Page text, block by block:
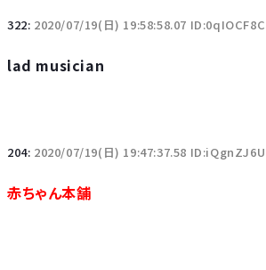
322: 2020/07/19(日) 19:58:58.07
lad musician
204: 2020/07/19(日) 19:47:37.58
赤ちゃん本舗